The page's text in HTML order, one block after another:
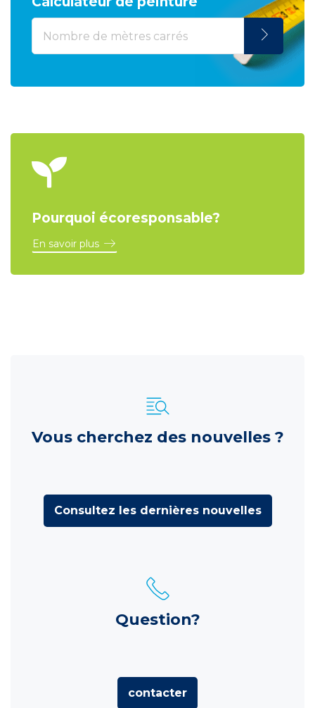
Pourquoi écoresponsable?
En savoir plus
Vous cherchez des nouvelles ?
Consultez les dernières nouvelles
Question?
contacter